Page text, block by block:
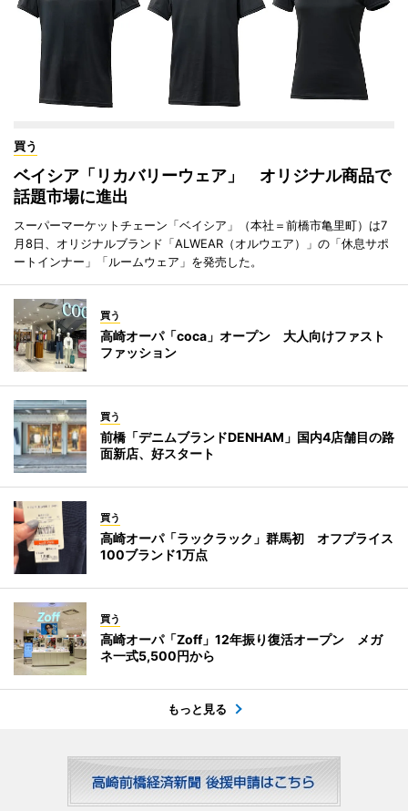
買う
ベイシア「リカバリーウェア」 オリジナル商品で
話題市場に進出
スーパーマーケットチェーン「ベイシア」（本社＝前橋市亀里町）は7
月8日、オリジナルブランド「ALWEAR（オルウエア）」の「休息サポ
ートインナー」「ルームウェア」を発売した。
買う
高崎オーパ「coca」オープン 大人向けファスト
ファッション
買う
前橋「デニムブランドDENHAM」国内4店舗目の路
面新店、好スタート
買う
高崎オーパ「ラックラック」群馬初 オフプライス
100ブランド1万点
買う
高崎オーパ「Zoff」12年振り復活オープン メガ
ネ一式5,500円から
もっと見る